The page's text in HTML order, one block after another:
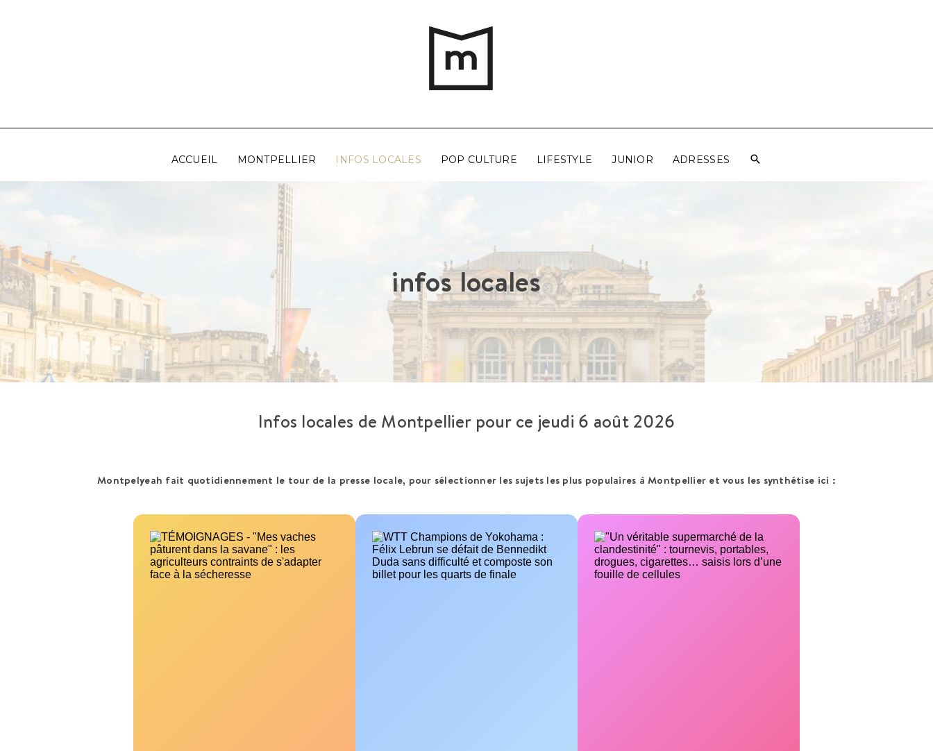
ACCUEIL MONTPELLIER INFOS LOCALES POP CULTURE LIFESTYLE JUNIOR ADRESSES
infos locales
Infos locales de Montpellier pour ce jeudi 6 août 2026
Montpelyeah fait quotidiennement le tour de la presse locale, pour sélectionner les sujets les plus populaires à Montpellier et vous les synthétise ici :